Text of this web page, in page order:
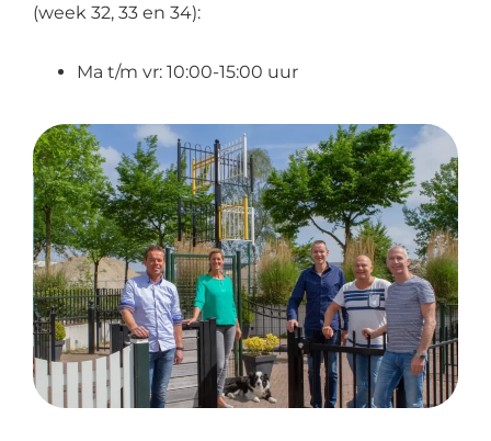
(week 32, 33 en 34):
Ma t/m vr: 10:00-15:00 uur